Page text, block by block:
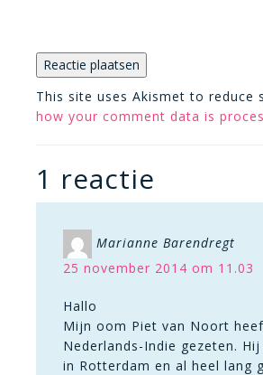
This site uses Akismet to reduce
how your comment data is
1 reactie
Marianne Barendregt
25 november 2014 om 11.03
Hallo
Mijn oom Piet van Noort
Nederlands-Indie gezeten.
in Rotterdam en al heel lang